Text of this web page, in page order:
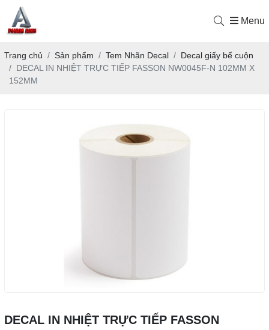
Menu
Trang chủ Sản phẩm Tem Nhãn Decal
Decal giấy bế cuộn
DECAL IN NHIỆT TRỰC TIẾP FASSON NW0045F-N 102MM X
152MM
DECAL IN NHIỆT TRỰC TIẾP FASSON